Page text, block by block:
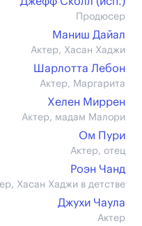
Продюсер
Маниш Дайал
Актер, Хасан Хаджи
Шарлотта Лебон
Актер, Маргарита
Хелен Миррен
Актер, мадам Малори
Ом Пури
Актер, отец
Роэн Чанд
Хасан Хаджи в детстве
Джухи Чаула
Актер